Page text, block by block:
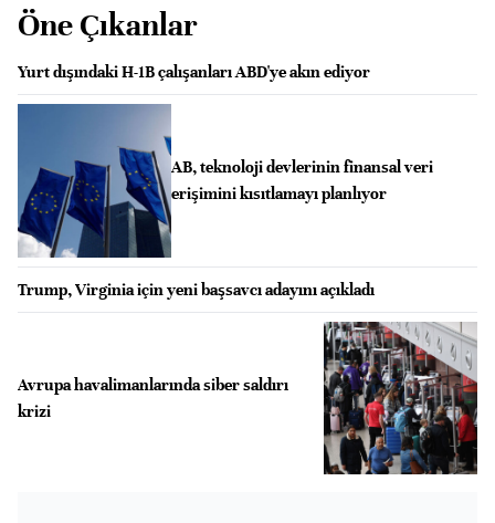
Öne Çıkanlar
Yurt dışındaki H-1B çalışanları ABD'ye akın ediyor
AB, teknoloji devlerinin finansal veri
erişimini kısıtlamayı planlıyor
Trump, Virginia için yeni başsavcı adayını açıkladı
Avrupa havalimanlarında siber saldırı
krizi